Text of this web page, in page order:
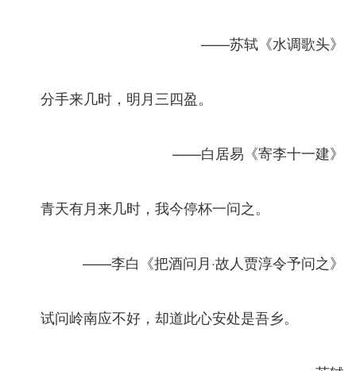
——苏轼《水调歌头》
分手来几时，明月三四盈。
——白居易《寄李十一建》
青天有月来几时，我今停杯一问之。
——李白《把酒问月·故人贾淳令予问之》
试问岭南应不好，却道此心安处是吾乡。